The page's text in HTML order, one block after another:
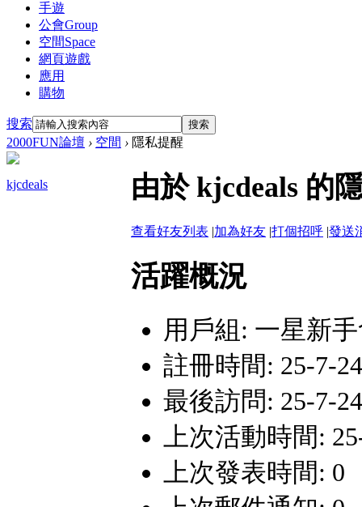
手遊
公會Group
空間Space
網頁遊戲
應用
購物
搜索 搜索
2000FUN論壇 › 空間 › 隱私提醒
kjcdeals 由於 kjcdeals 的
查看好友列表 |加為好友 |打個招呼 |發送
活躍概況
用戶組: 一星新
註冊時間: 25-7-
最後訪問: 25-7-
上次活動時間:
上次發表時間: 0